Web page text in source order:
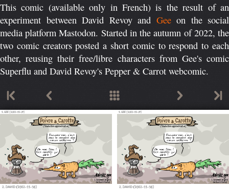
This comic (available only in French) is the result of an
experiment between David Revoy and Geeon the social
media platform Mastodon. Started in the autumn of 2022, the
two comic creators posted a short comic to respond to each
other, reusing their free/libre characters from Gee's comic
Superflu and David Revoy's Pepper & Carrot webcomic.